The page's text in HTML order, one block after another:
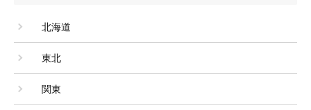
北海道
東北
関東